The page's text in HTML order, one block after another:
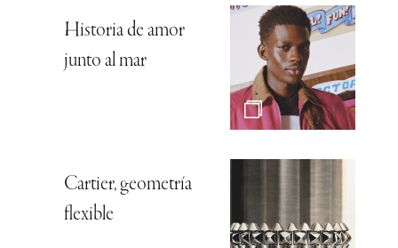
Historia de amor
junto al mar
Cartier, geometría
flexible